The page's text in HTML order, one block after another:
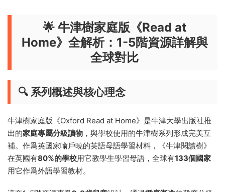
🌟 牛津樹家庭版《Read at
Home》全解析：1-5階資源詳解與
全球對比
🔍 系列概述與核心理念
牛津樹家庭版《Oxford Read at Home》是牛津大學出版社推
出的家庭專屬分級讀物 ，與學校使用的牛津樹系列形成完美互
補。作爲英國家喻戶曉的英語母語學習材料，《牛津閱讀樹》
在英國有80%的學校用它教學生學習母語，全球有133個國家
用它作爲外語學習教材。